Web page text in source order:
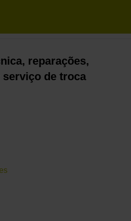
reparações,
de troca